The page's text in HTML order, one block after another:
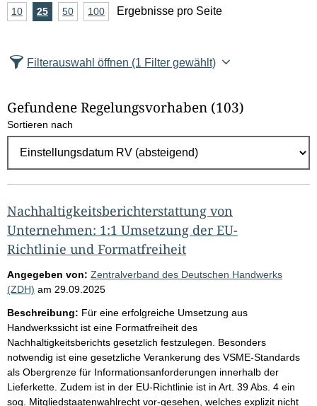
zurück
vor
A
z
l
E
g
e
b
n
i
s
s
e
p
r
o
S
10Ergebnisse
25Ergebnisse
50Ergebnisse
100Ergebnisse
Ergebnisse pro Seite
Filterauswahl öffnen (1 Filter gewählt)
Gefundene Regelungsvorhaben (103)
Sortieren nach
Nachhaltigkeitsberichterstattung von
Unternehmen: 1:1 Umsetzung der EU-
Richtlinie und Formatfreiheit
Angegeben von: Zentralverband des Deutschen Handwerks
(ZDH) am 29.09.2025
Beschreibung: Für eine erfolgreiche Umsetzung aus
Handwerkssicht ist eine Formatfreiheit des
Nachhaltigkeitsberichts gesetzlich festzulegen. Besonders
notwendig ist eine gesetzliche Verankerung des VSME-Standards
als Obergrenze für Informationsanforderungen innerhalb der
Lieferkette. Zudem ist in der EU-Richtlinie ist in Art. 39 Abs. 4 ein
sog. Mitgliedstaatenwahlrecht vor-gesehen, welches explizit nicht